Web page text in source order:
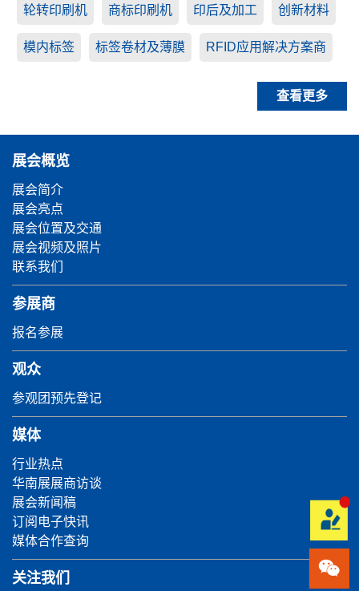
轮转印刷机 商标印刷机 印后及加工 创新材料
模内标签 标签卷材及薄膜 RFID应用解决方案商
查看更多
展会概览
展会简介
展会亮点
展会位置及交通
展会视频及照片
联系我们
参展商
报名参展
观众
参观团预先登记
媒体
行业热点
华南展展商访谈
展会新闻稿
订阅电子快讯
媒体合作查询
关注我们